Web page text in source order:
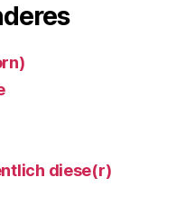
diese(r)